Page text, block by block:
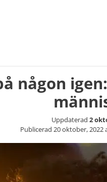
någon
Uppdaterad 2
Publicerad 20 oktober, 2022